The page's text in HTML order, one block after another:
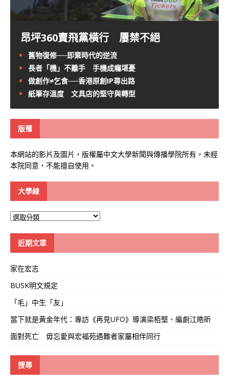
昂坪360賣飛黨橫行 屢禁不絕
舊物復修──即棄時代的逆流
長者「機」不離手 手機成癮堪憂
做創作≠乞食──香港原創IP尋出路
紙筆存溫度 文具店的堅守與轉型
版權
本網站的影片及圖片，版權屬中文大學新聞與傳播學院所有，未經
本院同意，不能擅自使用。
大學線
大
近期文章
家在宏志
BUSK明文規定
「毛」中生「友」
當下就是黃金年代：專訪《再見UFO》導演梁栢堅、編劇江皓昕
面對死亡 毋忘愛與宏福苑遇難者家屬相伴同行
搜尋